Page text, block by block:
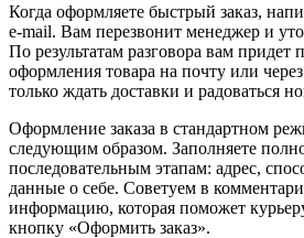
Когда оформляете быстрый заказ,
e-mail. Вам перезвонит менеджер и
По результатам разговора вам придет
оформления товара на почту или
только ждать доставки и радоваться
Оформление заказа в стандартном
следующим образом. Заполняете
последовательным этапам: адрес,
данные о себе. Советуем в
информацию, которая поможет
кнопку «Оформить заказ».